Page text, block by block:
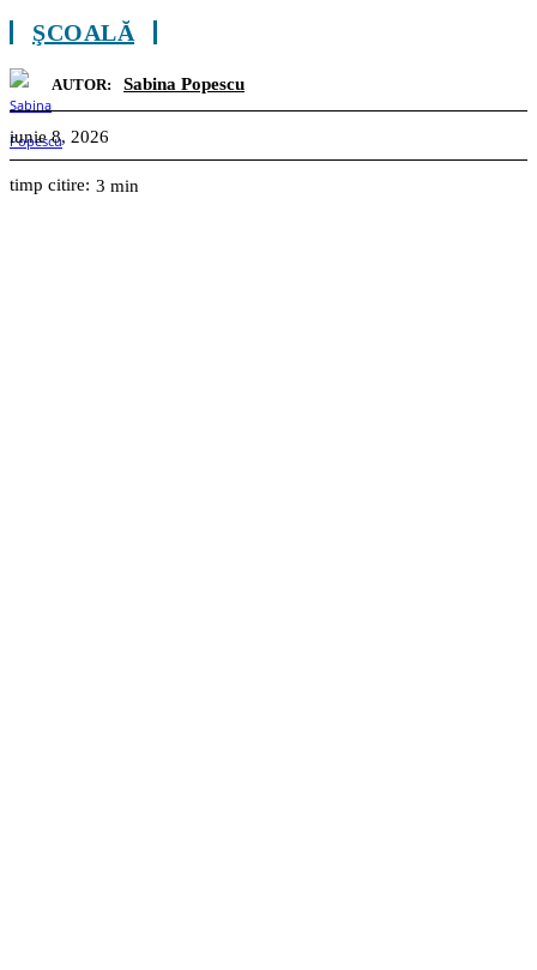
ŞCOALĂ
AUTOR: Sabina Popescu
iunie 8, 2026
timp citire: 3 min